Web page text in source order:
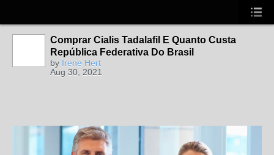
Comprar Cialis Tadalafil E Quanto Custa
República Federativa Do Brasil
by Irene Hert
Aug 30, 2021